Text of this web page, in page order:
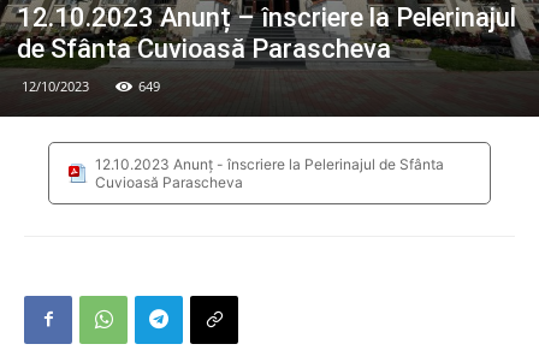
12.10.2023 Anunț – înscriere la Pelerinajul
de Sfânta Cuvioasă Parascheva
12/10/2023 649
12.10.2023 Anunț - înscriere la Pelerinajul de Sfânta
Cuvioasă Parascheva